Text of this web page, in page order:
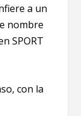
a un
nombre
SPORT
con la